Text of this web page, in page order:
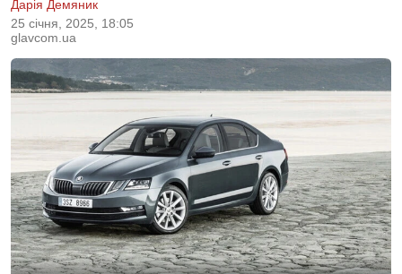
25 сiчня, 2025, 18:05
glavcom.ua
Дарія Демяник